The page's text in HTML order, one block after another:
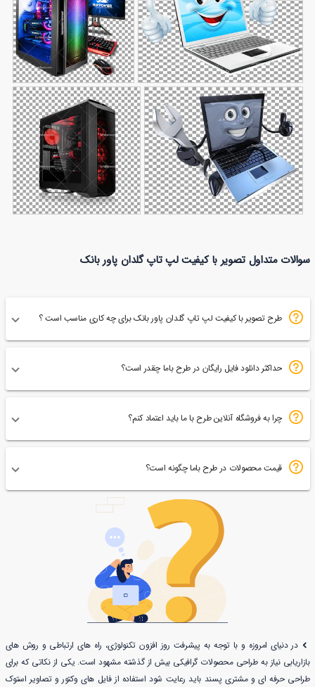
عکس لبتاب انتزاعی
224
عکس کامپیوتر
گیمینگ 433
انتزاعی
177
199
سوالات متداول تصویر با کیفیت لپ تاپ گلدان پاور بانک
طرح تصویر با کیفیت لپ تاپ گلدان پاور بانک برای چه کاری مناسب است ؟
حداکثر دانلود فایل رایگان در طرح باما چقدر است؟
چرا به فروشگاه آنلاین طرح با ما باید اعتماد کنم؟
قیمت محصولات در طرح باما چگونه است؟
در دنیای امروزه و با توجه به پیشرفت روز افزون تکنولوژی، راه های ارتباطی و روش های
بازاریابی نیاز به طراحی محصولات گرافیکی بیش از گذشته مشهود است. یکی از نکاتی که برای
طراحی حرفه ای و مشتری پسند باید رعایت شود استفاده از فایل های وکتور و تصاویر استوک